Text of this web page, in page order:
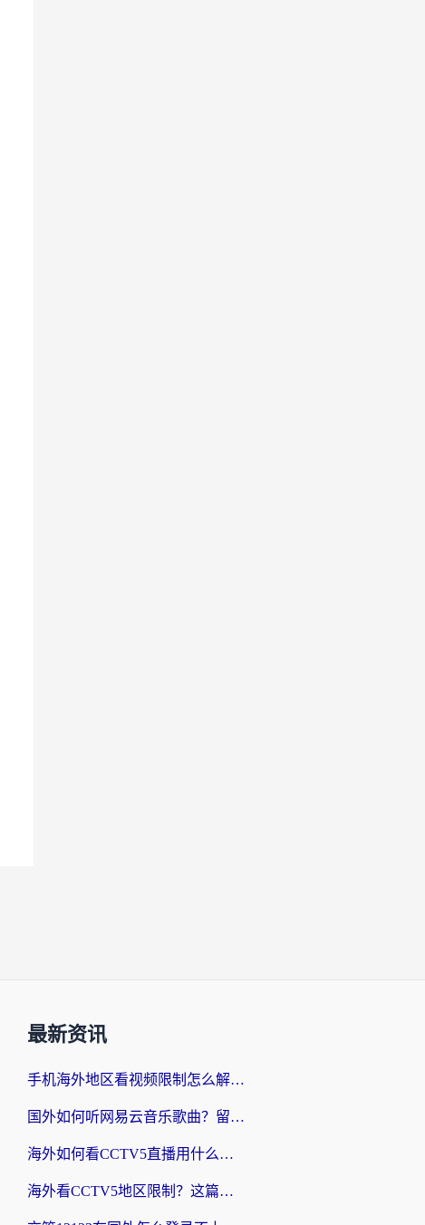
最新资讯
手机海外地区看视频限制怎么解决？留学生亲测有效的回国加速器指南
国外如何听网易云音乐歌曲？留学生亲测有效的回国加速方案
海外如何看CCTV5直播用什么平台？2026最新指南：看欧洲杯、中超、奥运不再卡
海外看CCTV5地区限制？这篇指南帮你流畅看欧洲杯、NBA还听中文解说